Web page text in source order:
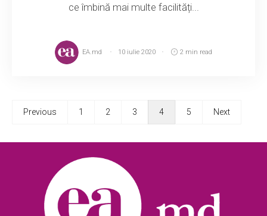
ce îmbină mai multe facilități...
EA.md 10 iulie 2020 2 min read
Previous 1 2 3 4 5 Next